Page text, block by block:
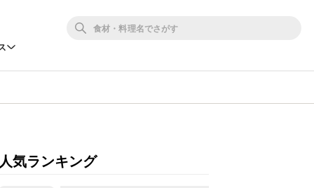
人気ランキング